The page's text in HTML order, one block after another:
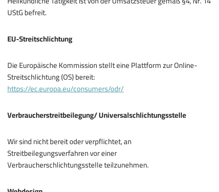
UStG befreit.
EU-Streitschlichtung
Die Europäische Kommission stellt eine Plattform zur Online-
Streitschlichtung (OS) bereit:
https://ec.europa.eu/consumers/odr/
Verbraucherstreitbeilegung/ Universalschlichtungsstelle
Wir sind nicht bereit oder verpflichtet, an
Streitbeilegungsverfahren vor einer
Verbraucherschlichtungsstelle teilzunehmen.